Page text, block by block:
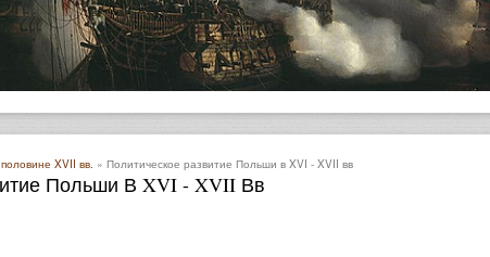
XVII вв. » Политическое развитие Польши в XVI - XVII вв
Польши В XVI - XVII Вв